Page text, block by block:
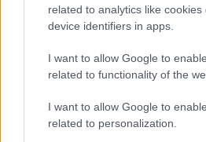
related to analytics like cookies
device identifiers in apps.
I want to allow Google to
related to functionality of the
I want to allow Google to
related to personalization.
MS Office 2019 Home and
MS Office 2019 Professional
MS Office 2021 Professional
(27,28€/kulcs)